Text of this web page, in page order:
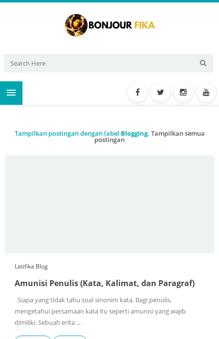

Tampilkan postingan dengan label Blogging. Tampilkan semua
postingan
Latifika Blog
Amunisi Penulis (Kata, Kalimat, dan Paragraf)
Siapa yang tidak tahu soal sinonim kata. Bagi penulis,
mengetahui persamaan kata itu seperti amunisi yang wajib
dimiliki. Sebuah erita ...